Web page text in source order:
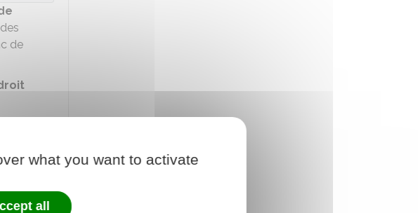
de
lors
what you want to activate
all